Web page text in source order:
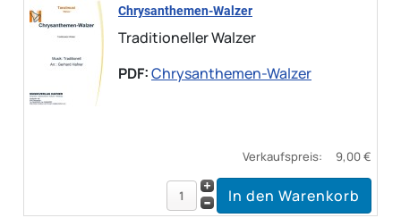
Chrysanthemen-Walzer
Traditioneller Walzer
PDF:Chrysanthemen-Walzer
Verkaufspreis: 9,00 €